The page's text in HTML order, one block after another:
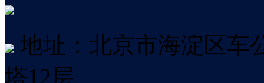
地址：北京市海淀区车
塔12层